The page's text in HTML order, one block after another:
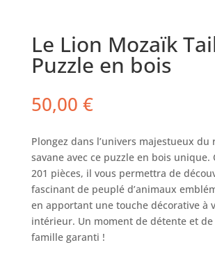
Le Lion Mozaïk
Puzzle en bois
50,00 €
Plongez dans l’univers majestueux du
savane avec ce puzzle en bois unique.
201 pièces, il vous permettra de
fascinant de peuplé d’animaux
en apportant une touche décorative à
intérieur. Un moment de détente et
famille garanti !